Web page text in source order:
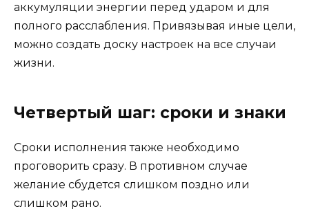
аккумуляции энергии перед ударом и для
полного расслабления. Привязывая иные цели,
можно создать доску настроек на все случаи
жизни.
Четвертый шаг: сроки и знаки
Сроки исполнения также необходимо
проговорить сразу. В противном случае
желание сбудется слишком поздно или
слишком рано.